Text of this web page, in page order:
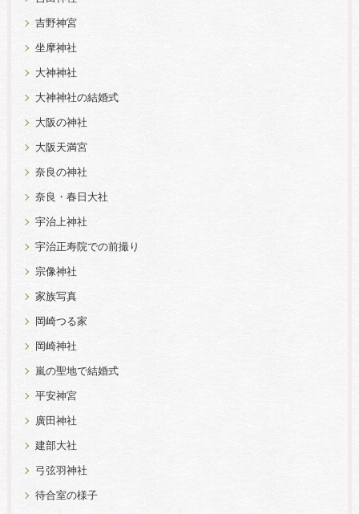
吉野神宮
坐摩神社
大神神社
大神神社の結婚式
大阪の神社
大阪天満宮
奈良の神社
奈良・春日大社
宇治上神社
宇治正寿院での前撮り
宗像神社
家族写真
岡崎つる家
岡崎神社
嵐の聖地で結婚式
平安神宮
廣田神社
建部大社
弓弦羽神社
待合室の様子